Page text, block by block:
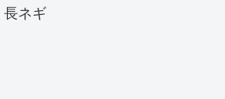
ネギ